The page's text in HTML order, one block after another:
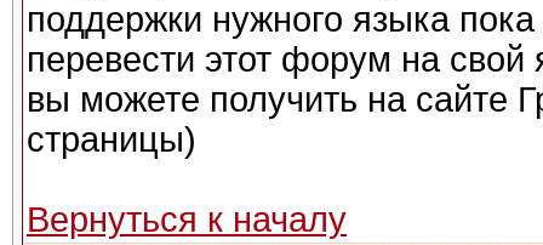
поддержки нужного языка
перевести этот форум на
вы можете получить на сайте
страницы)
Вернуться к началу